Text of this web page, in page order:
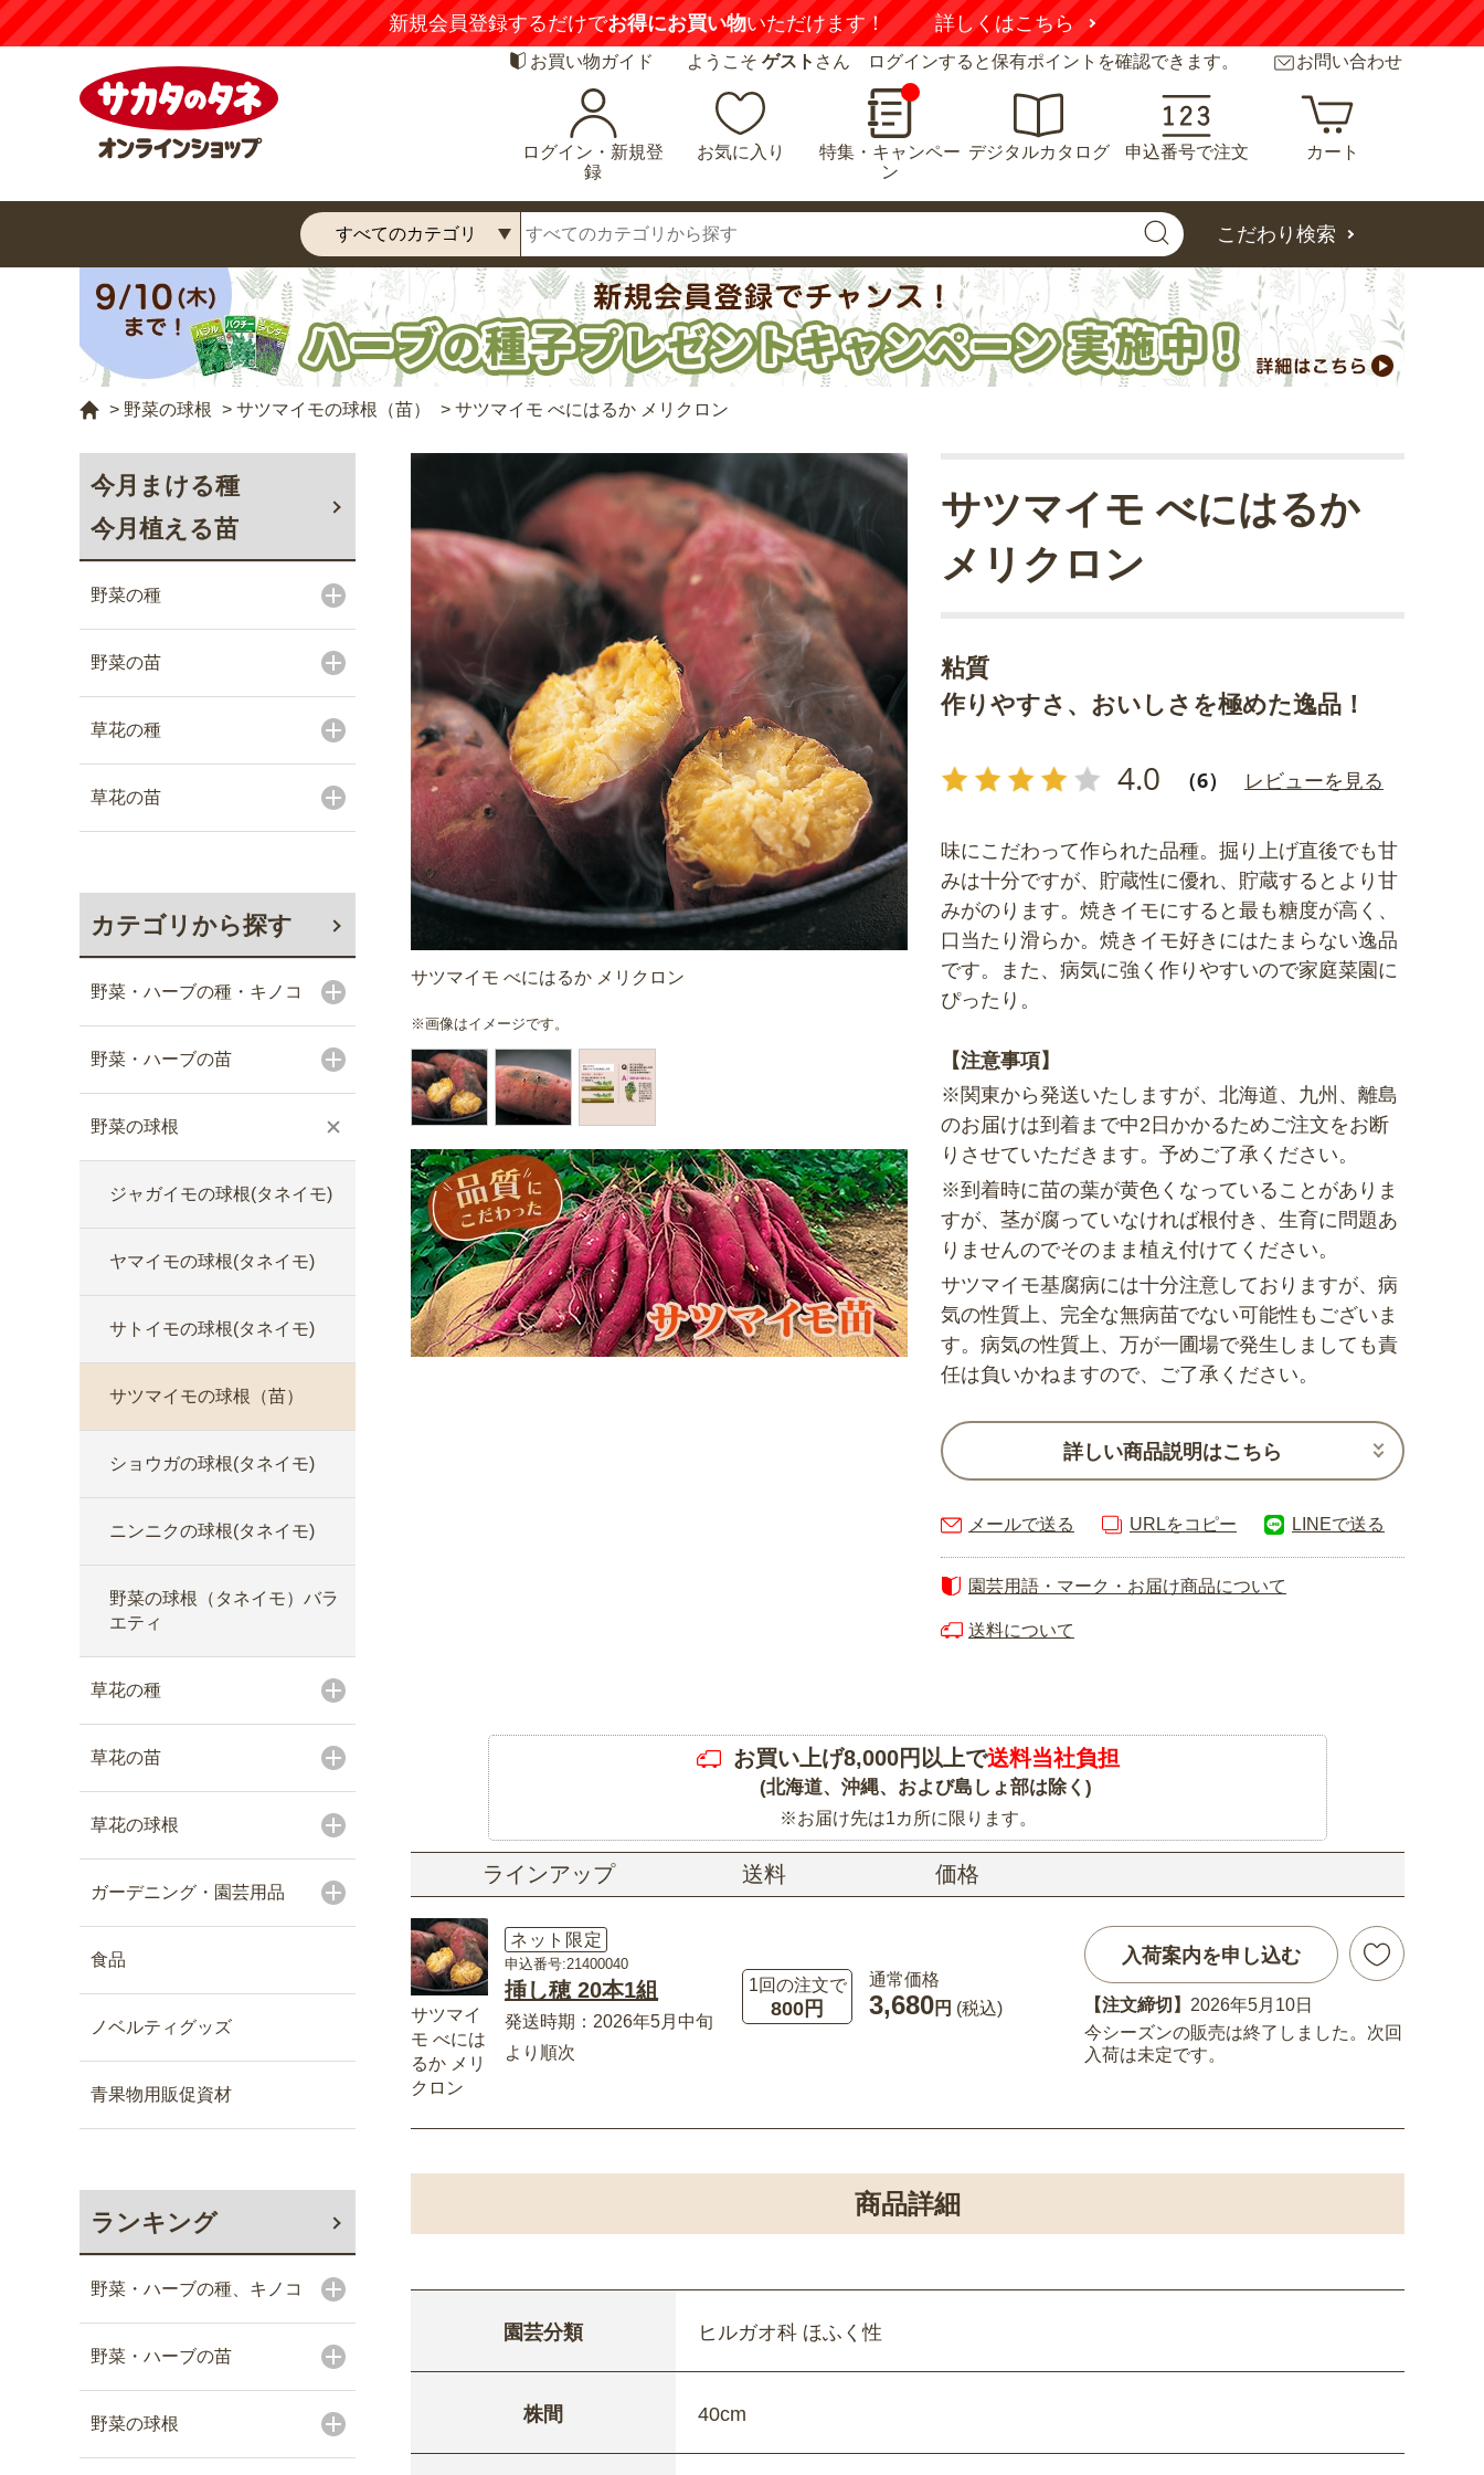
新規会員登録するだけでお得にお買い物いただけます！ 詳しくはこちら
お買い物ガイド ようこそ ゲスト さん ログインすると保有ポイントを確認できます。 お問い合わせ
ログイン・新規登
録
お気に入り
特集・キャンペー
ン
デジタルカタログ 申込番号で注文 カート
こだわり検索
> 野菜の球根 > サツマイモの球根（苗） > サツマイモ べにはるか メリクロン
今月まける種
今月植える苗
野菜の種
野菜の苗
草花の種
草花の苗
カテゴリから探す
野菜・ハーブの種・キノコ
野菜・ハーブの苗
野菜の球根
ジャガイモの球根(タネイモ)
ヤマイモの球根(タネイモ)
サトイモの球根(タネイモ)
サツマイモの球根（苗）
ショウガの球根(タネイモ)
ニンニクの球根(タネイモ)
野菜の球根（タネイモ）バラ
エティ
草花の種
草花の苗
草花の球根
ガーデニング・園芸用品
食品
ノベルティグッズ
青果物用販促資材
ランキング
野菜・ハーブの種、キノコ
野菜・ハーブの苗
野菜の球根
サツマイモ べにはるか メリクロン
※画像はイメージです。
粘質
作りやすさ、おいしさを極めた逸品！
4.0 （6） レビューを見る
サツマイモ べにはるか
メリクロン
味にこだわって作られた品種。掘り上げ直後でも甘
みは十分ですが、貯蔵性に優れ、貯蔵するとより甘
みがのります。焼きイモにすると最も糖度が高く、
口当たり滑らか。焼きイモ好きにはたまらない逸品
です。また、病気に強く作りやすいので家庭菜園に
ぴったり。
【注意事項】
※関東から発送いたしますが、北海道、九州、離島
のお届けは到着まで中2日かかるためご注文をお断
りさせていただきます。予めご了承ください。
※到着時に苗の葉が黄色くなっていることがありま
すが、茎が腐っていなければ根付き、生育に問題あ
りませんのでそのまま植え付けてください。
サツマイモ基腐病には十分注意しておりますが、病
気の性質上、完全な無病苗でない可能性もございま
す。病気の性質上、万が一圃場で発生しましても責
任は負いかねますので、ご了承ください。
詳しい商品説明はこちら
メールで送る URLをコピー LINEで送る
園芸用語・マーク・お届け商品について
送料について
お買い上げ8,000円以上で送料当社負担
(北海道、沖縄、および島しょ部は除く)
※お届け先は1カ所に限ります。
ラインアップ 送料 価格
サツマイ
モ べには
るか メリ
クロン
ネット限定
申込番号:21400040
挿し穂 20本1組
発送時期：2026年5月中旬
より順次
1回の注文で
800円
通常価格
3,680円 (税込)
入荷案内を申し込む
【注文締切】 2026年5月10日
今シーズンの販売は終了しました。次回
入荷は未定です。
商品詳細
園芸分類 ヒルガオ科 ほふく性
株間 40cm